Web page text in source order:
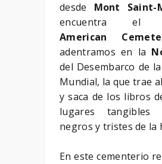
desde Mont Saint-
encuentra el
American
adentramos en la
del Desembarco de
Mundial, la que trae
y saca de los libros
lugares tangibles
negros y tristes de la
En este cementerio